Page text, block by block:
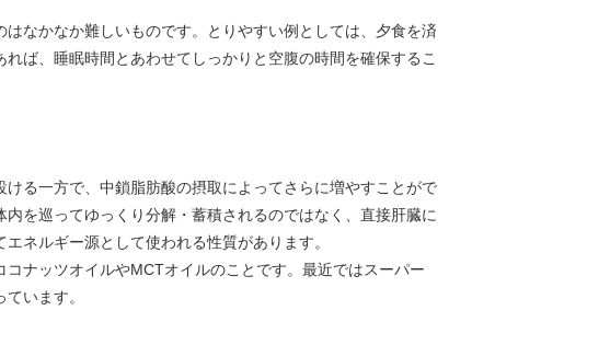
なかなか難しいものです。とりやすい例としては、夕食を済
ば、睡眠時間とあわせてしっかりと空腹の時間を確保するこ
る一方で、中鎖脂肪酸の摂取によってさらに増やすことがで
を巡ってゆっくり分解・蓄積されるのではなく、直接肝臓に
ネルギー源として使われる性質があります。
ナッツオイルやMCTオイルのことです。最近ではスーパー
います。